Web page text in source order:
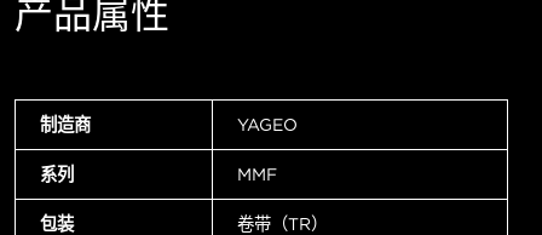
产品属性
制造商 YAGEO
系列 MMF
包装 卷带（TR）